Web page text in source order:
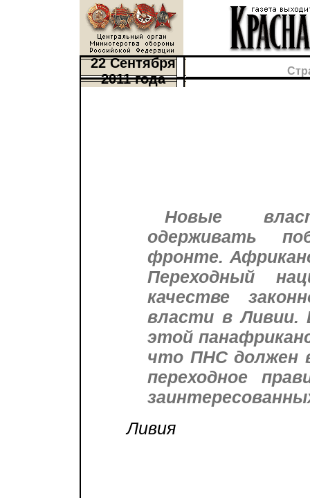
22 Сентября
2011 года
Новые
одерживать
фронте.
Переходный
качестве
власти в Ливии.
этой
что ПНС должен
переходное
Ливия